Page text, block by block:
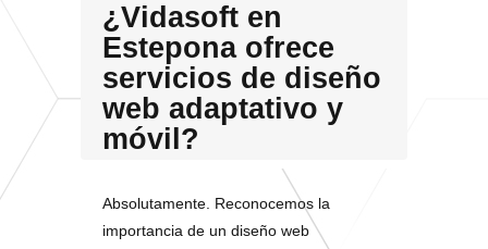
¿Vidasoft en
Estepona ofrece
servicios de diseño
web adaptativo y
móvil?
Absolutamente. Reconocemos la
importancia de un diseño web